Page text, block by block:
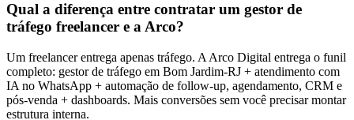
Qual a diferença entre contratar um gestor de
tráfego freelancer e a Arco?
Um freelancer entrega apenas tráfego. A Arco Digital entrega o funil
completo: gestor de tráfego em Bom Jardim-RJ + atendimento com
IA no WhatsApp + automação de follow-up, agendamento, CRM e
pós-venda + dashboards. Mais conversões sem você precisar montar
estrutura interna.